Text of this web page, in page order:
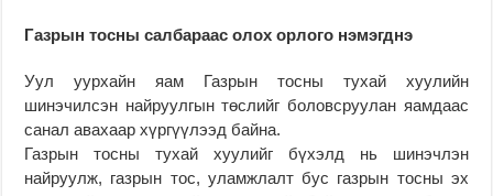
Газрын тосны салбараас олох орлого нэмэгднэ
Уул уурхайн яам Газрын тосны тухай хуулийн
шинэчилсэн найруулгын төслийг боловсруулан яамдаас
санал авахаар хүргүүлээд байна.
Газрын тосны тухай хуулийг бүхэлд нь шинэчлэн
найруулж, газрын тос, уламжлалт бус газрын тосны эх